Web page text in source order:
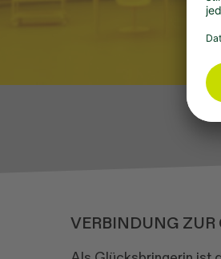
VERBINDUNG